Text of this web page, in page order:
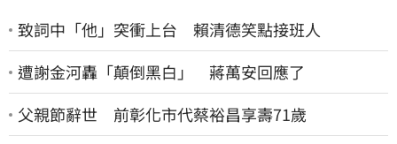
致詞中「他」突衝上台 賴清德笑點接班人
遭謝金河轟「顛倒黑白」 蔣萬安回應了
父親節辭世 前彰化市代蔡裕昌享壽71歲